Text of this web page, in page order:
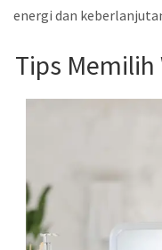
energi dan
Tips